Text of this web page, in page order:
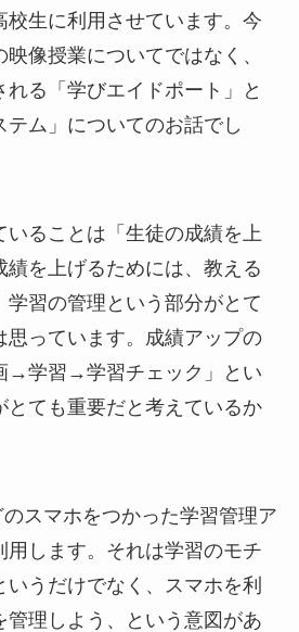
校生に利用させています。今
像授業についてではなく、
る「学びエイドポート」と
テム」についてのお話でし
いることは「生徒の成績を上
績を上げるためには、教える
学習の管理という部分がとて
思っています。成績アップの
→学習→学習チェック」とい
とても重要だと考えているか
のスマホをつかった学習管理ア
用します。それは学習のモチ
うだけでなく、スマホを利
管理しよう、という意図があ